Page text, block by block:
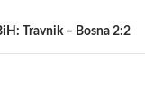
Travnik – Bosna 2:2